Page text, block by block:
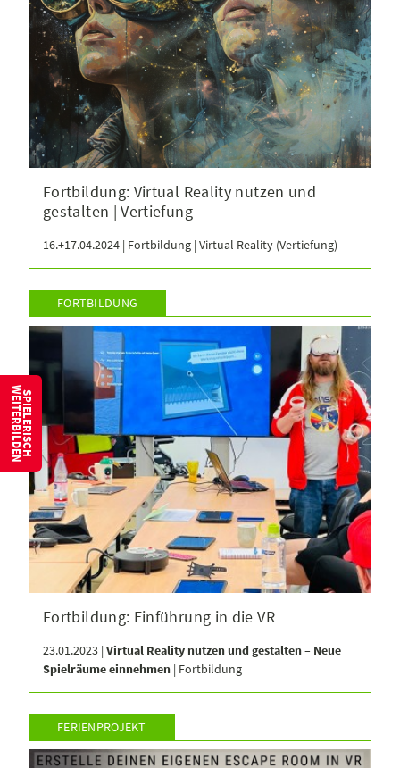
Fortbildung: Virtual Reality nutzen und
gestalten | Vertiefung
16.+17.04.2024 | Fortbildung | Virtual Reality (Vertiefung)
FORTBILDUNG
Fortbildung: Einführung in die VR
23.01.2023 | Virtual Reality nutzen und gestalten – Neue
Spielräume einnehmen | Fortbildung
FERIENPROJEKT
S
P
I
E
L
E
R
I
S
C
H
WE
I
T
E
R
B
I
L
D
E
N